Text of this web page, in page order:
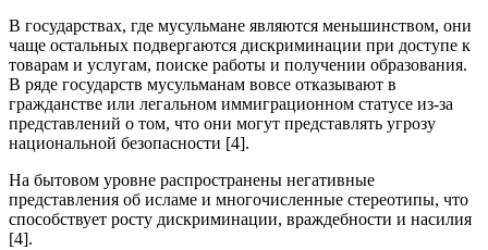
В государствах, где мусульмане являются меньшинством, они
чаще остальных подвергаются дискриминации при доступе к
товарам и услугам, поиске работы и получении образования.
В ряде государств мусульманам вовсе отказывают в
гражданстве или легальном иммиграционном статусе из-за
представлений о том, что они могут представлять угрозу
национальной безопасности [4].
На бытовом уровне распространены негативные
представления об исламе и многочисленные стереотипы, что
способствует росту дискриминации, враждебности и насилия
[4].